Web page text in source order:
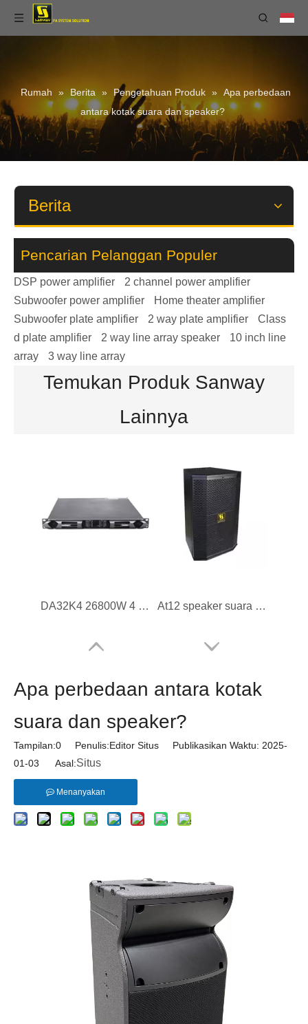
Rumah » Berita » Pengetahuan Produk » Apa perbedaan
antara kotak suara dan speaker?
Berita
Pencarian Pelanggan Populer
DSP power amplifier
2 channel power amplifier
Subwoofer power amplifier
Home theater amplifier
Subwoofer plate amplifier
2 way plate amplifier
Class
d plate amplifier
2 way line array speaker
10 inch line
array
3 way line array
Temukan Produk Sanway
Lainnya
D20KQ 4 Saluran Kelas D Digital DSP Amplifier 16000W untuk Subwoofer DA24K2 12600W 2 Saluran 1U Kelas D Subwoofer Amplifier
DA18K4 18000W 4 Saluran 1U Kelas D Penguat Daya Audio Stereo
Apa perbedaan antara kotak
suara dan speaker?
Tampilan:0 Penulis:Editor Situs Publikasikan Waktu: 2025-
01-03 Asal:Situs
Menanyakan